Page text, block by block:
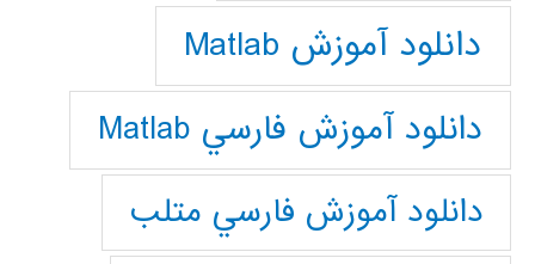
دانلود آموزش Matlab
دانلود آموزش فارسي Matlab
دانلود آموزش فارسي متلب